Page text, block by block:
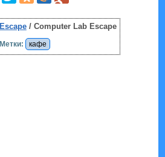
Escape/ Computer Lab Escape
Метки: кафе